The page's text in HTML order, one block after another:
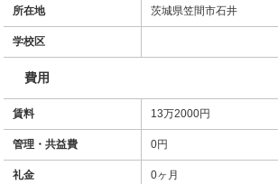
所在地 茨城県笠間市石井
学校区
費用
賃料 13万2000円
管理・共益費 0円
礼金 0ヶ月